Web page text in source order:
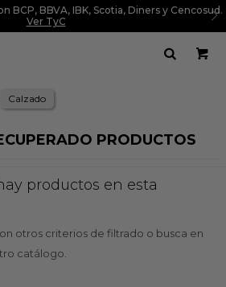
BCP, BBVA, IBK, Scotia, Diners y Cencosud.
Ver TyC
Calzado
PRODUCTOS
productos en esta
otros criterios de filtrado o busca en
catálogo.